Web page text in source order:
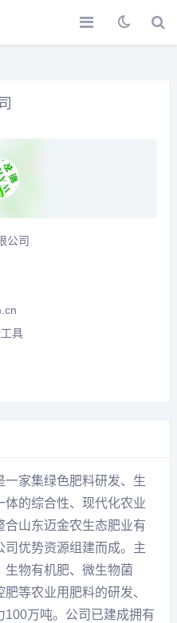
公司
具
一家集绿色肥料研发、生
体的综合性、现代化农业
合山东迈金农生态肥业有
司优势资源组建而成。主
生物有机肥、微生物菌
等农业用肥料的研发、
100万吨。公司已建成拥有